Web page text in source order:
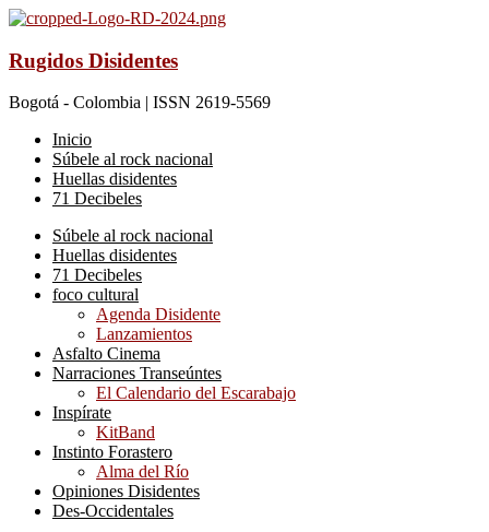
Rugidos Disidentes
Bogotá - Colombia | ISSN 2619-5569
Inicio
Súbele al rock nacional
Huellas disidentes
71 Decibeles
Súbele al rock nacional
Huellas disidentes
71 Decibeles
foco cultural
Agenda Disidente
Lanzamientos
Asfalto Cinema
Narraciones Transeúntes
El Calendario del Escarabajo
Inspírate
KitBand
Instinto Forastero
Alma del Río
Opiniones Disidentes
Des-Occidentales